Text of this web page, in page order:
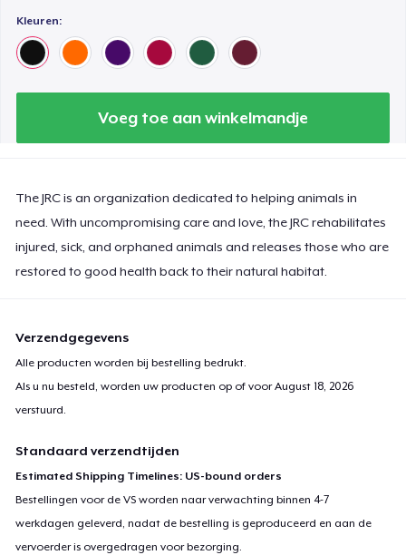
Kleuren:
Voeg toe aan winkelmandje
The JRC is an organization dedicated to helping animals in
need. With uncompromising care and love, the JRC rehabilitates
injured, sick, and orphaned animals and releases those who are
restored to good health back to their natural habitat.
Verzendgegevens
Alle producten worden bij bestelling bedrukt.
Als u nu besteld, worden uw producten op of voorAugust 18, 2026
verstuurd.
Standaard verzendtijden
Estimated Shipping Timelines: US-bound orders
Bestellingen voor de VS worden naar verwachting binnen 4-7
werkdagen geleverd, nadat de bestelling is geproduceerd en aan de
vervoerder is overgedragen voor bezorging.